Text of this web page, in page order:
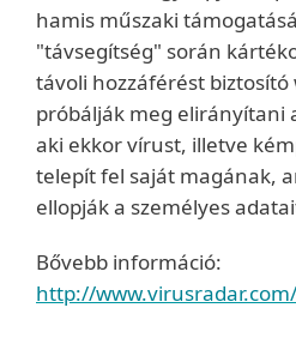
hamis műszaki
"távsegítség" során
távoli hozzáférést biztosító
próbálják meg elirányítani
aki ekkor vírust, illetve
telepít fel saját magának,
ellopják a személyes
Bővebb információ:
http://